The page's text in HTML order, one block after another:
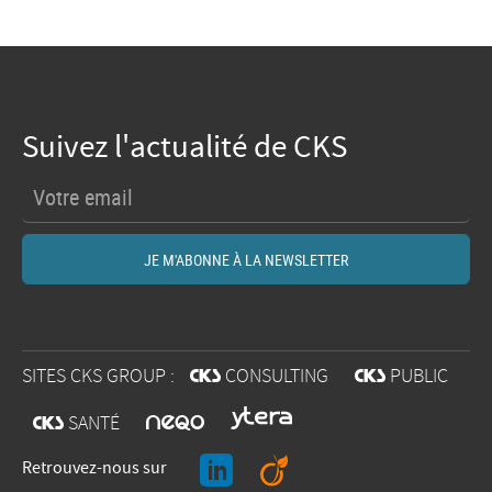
Suivez l'actualité de CKS
SITES CKS GROUP : @ CONSULTING @ PUBLIC
@ SANTÉ O
Retrouvez-nous sur J A